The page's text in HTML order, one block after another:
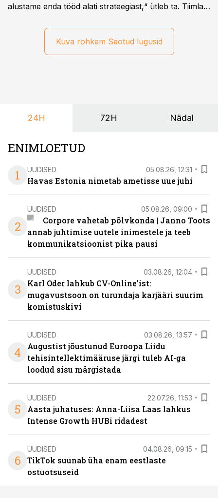
alustame enda tööd alati strateegiast,“ ütleb ta. Tiimla
hakkab alles esimeste visuaalide pealt mõtlema, mida
ta tegelikult tahab.Kuva rohkem Seotud lugusid
24H 72H Nädal
ENIMLOETUD
1
UUDISED 05.08.26, 12:31
Havas Estonia nimetab ametisse uue juhi
2
UUDISED 05.08.26, 09:00
Corpore vahetab põlvkonda | Janno Toots
annab juhtimise uutele inimestele ja teeb
kommunikatsioonist pika pausi
3
UUDISED 03.08.26, 12:04
Karl Oder lahkub CV-Online’ist:
mugavustsoon on turundaja karjääri suurim
komistuskivi
4
UUDISED 03.08.26, 13:57
Augustist jõustunud Euroopa Liidu
tehisintellektimääruse järgi tuleb AI-ga
loodud sisu märgistada
5
UUDISED 22.07.26, 11:53
Aasta juhatuses: Anna-Liisa Laas lahkus
Intense Growth HUBi ridadest
6
UUDISED 04.08.26, 09:15
TikTok suunab üha enam eestlaste
ostuotsuseid